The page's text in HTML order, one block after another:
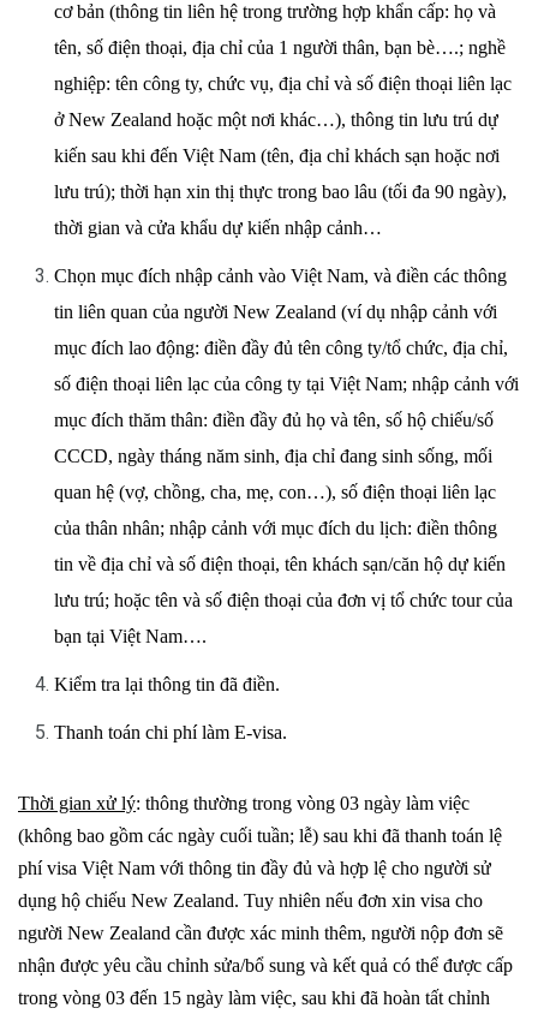
cơ bản (thông tin liên hệ trong trường hợp khẩn cấp: họ và
tên, số điện thoại, địa chỉ của 1 người thân, bạn bè….; nghề
nghiệp: tên công ty, chức vụ, địa chỉ và số điện thoại liên lạc
ở New Zealand hoặc một nơi khác…), thông tin lưu trú dự
kiến sau khi đến Việt Nam (tên, địa chỉ khách sạn hoặc nơi
lưu trú); thời hạn xin thị thực trong bao lâu (tối đa 90 ngày),
thời gian và cửa khẩu dự kiến nhập cảnh…
Chọn mục đích nhập cảnh vào Việt Nam, và điền các thông
tin liên quan của người New Zealand (ví dụ nhập cảnh với
mục đích lao động: điền đầy đủ tên công ty/tổ chức, địa chỉ,
số điện thoại liên lạc của công ty tại Việt Nam; nhập cảnh với
mục đích thăm thân: điền đầy đủ họ và tên, số hộ chiếu/số
CCCD, ngày tháng năm sinh, địa chỉ đang sinh sống, mối
quan hệ (vợ, chồng, cha, mẹ, con…), số điện thoại liên lạc
của thân nhân; nhập cảnh với mục đích du lịch: điền thông
tin về địa chỉ và số điện thoại, tên khách sạn/căn hộ dự kiến
lưu trú; hoặc tên và số điện thoại của đơn vị tổ chức tour của
bạn tại Việt Nam….
Kiểm tra lại thông tin đã điền.
Thanh toán chi phí làm E-visa.
Thời gian xử lý: thông thường trong vòng 03 ngày làm việc
(không bao gồm các ngày cuối tuần; lễ) sau khi đã thanh toán lệ
phí visa Việt Nam với thông tin đầy đủ và hợp lệ cho người sử
dụng hộ chiếu New Zealand. Tuy nhiên nếu đơn xin visa cho
người New Zealand cần được xác minh thêm, người nộp đơn sẽ
nhận được yêu cầu chỉnh sửa/bổ sung và kết quả có thể được cấp
trong vòng 03 đến 15 ngày làm việc, sau khi đã hoàn tất chỉnh